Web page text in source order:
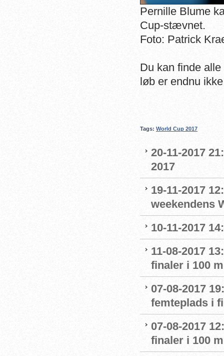
Pernille Blume
Cup-stævnet.
Foto: Patrick
Du kan finde
løb er endnu
Tags: World Cup 2017
20-11-2017
2017
19-11-2017
weekendens
10-11-2017
11-08-2017
finaler i 100
07-08-2017
femteplads i
07-08-2017
finaler i 100